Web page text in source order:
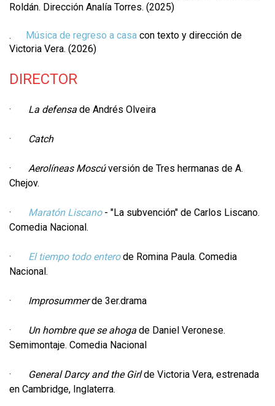
Roldán. Dirección Analía Torres. (2025)
. Música de regreso a casa con texto y dirección de
Victoria Vera. (2026)
DIRECTOR
· La defensa de Andrés Olveira
· Catch
· Aerolíneas Moscúversión de Tres hermanas de A.
Chejov.
· Maratón Liscano - "La subvención" de Carlos Liscano.
Comedia Nacional.
· El tiempo todo enterode Romina Paula. Comedia
Nacional.
· Improsummerde 3er.drama
· Un hombre que se ahoga de Daniel Veronese.
Semimontaje. Comedia Nacional
· General Darcy and the Girlde Victoria Vera, estrenada
en Cambridge, Inglaterra.